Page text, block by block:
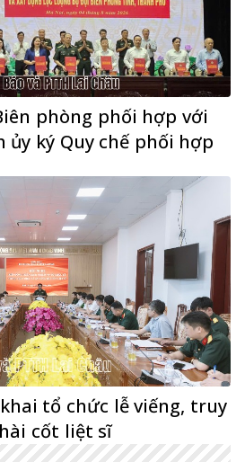
phòng phối hợp với
ủy ký Quy chế phối hợp
tổ chức lễ viếng, truy
cốt liệt sĩ